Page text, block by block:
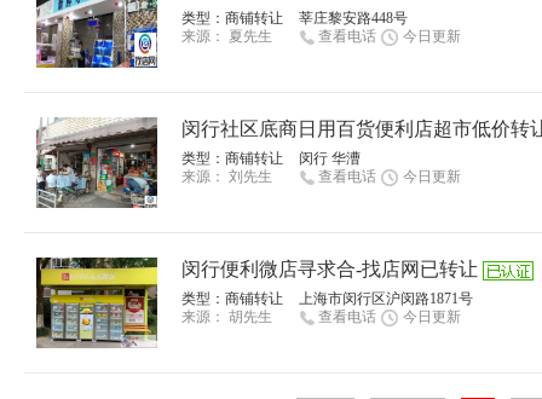
类型： 商铺转让
莘庄黎安路448号
来源：
夏先生 查看电话 今日更新
闵行社区底商日用百货便利店超市低价转
类型： 商铺转让
闵行 华漕
来源： 刘先生 查看电话 今日更新
闵行便利微店寻求合-找店网已转让
类型： 商铺转让
上海市闵行区沪闵路1871号
来源： 胡先生 查看电话 今日更新